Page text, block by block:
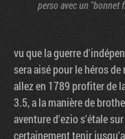
perso avec un "bonnet
vu que la guerre
sera aisé pour le héros
allez en 1789 profiter de
3.5, a la manière de
aventure d'ezio s'étale
certainement tenir